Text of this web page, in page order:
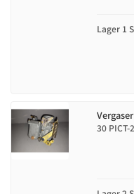
Lager 1
30 PICT-2